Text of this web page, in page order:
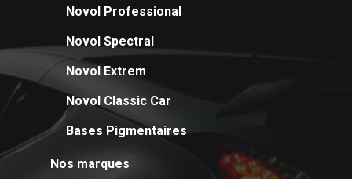
Novol Professional
Novol Spectral
Novol Extrem
Novol Classic Car
Bases Pigmentaires
Nos marques